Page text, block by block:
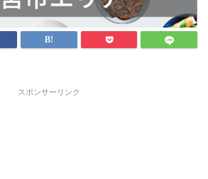
スポンサーリンク